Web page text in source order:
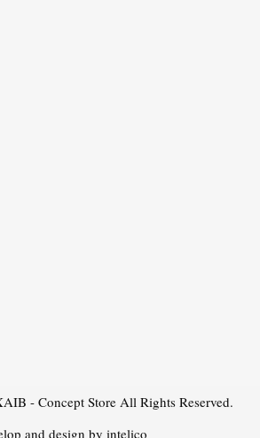
- Concept Store All Rights Reserved.
and design by intelico